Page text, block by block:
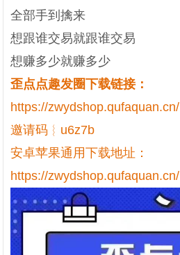
全部手到擒来
想跟谁交易就跟谁交易
想赚多少就赚多少
歪点点趣发圈下载链接：
https://zwydshop.qufaquan.cn/
邀请码︴u6z7b
安卓苹果通用下载地址：
https://zwydshop.qufaquan.cn/